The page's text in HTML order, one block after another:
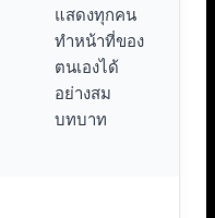
แสดงทุกคน
ทำหน้าที่ของ
ตนเองได้
อย่างสม
บทบาท